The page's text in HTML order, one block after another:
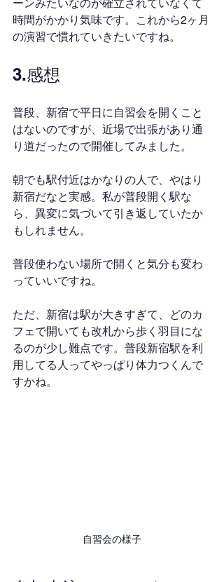
ーンみたいなのが確立されていなくて
時間がかかり気味です。これから2ヶ月
の演習で慣れていきたいですね。
3.感想
普段、新宿で平日に自習会を開くこと
はないのですが、近場で出張があり通
り道だったので開催してみました。
朝でも駅付近はかなりの人で、やはり
新宿だなと実感。私が普段開く駅な
ら、異変に気づいて引き返していたか
もしれません。
普段使わない場所で開くと気分も変わ
っていいですね。
ただ、新宿は駅が大きすぎて、どのカ
フェで開いても改札から歩く羽目にな
るのが少し難点です。普段新宿駅を利
用してる人ってやっぱり体力つくんで
すかね。
自習会の様子